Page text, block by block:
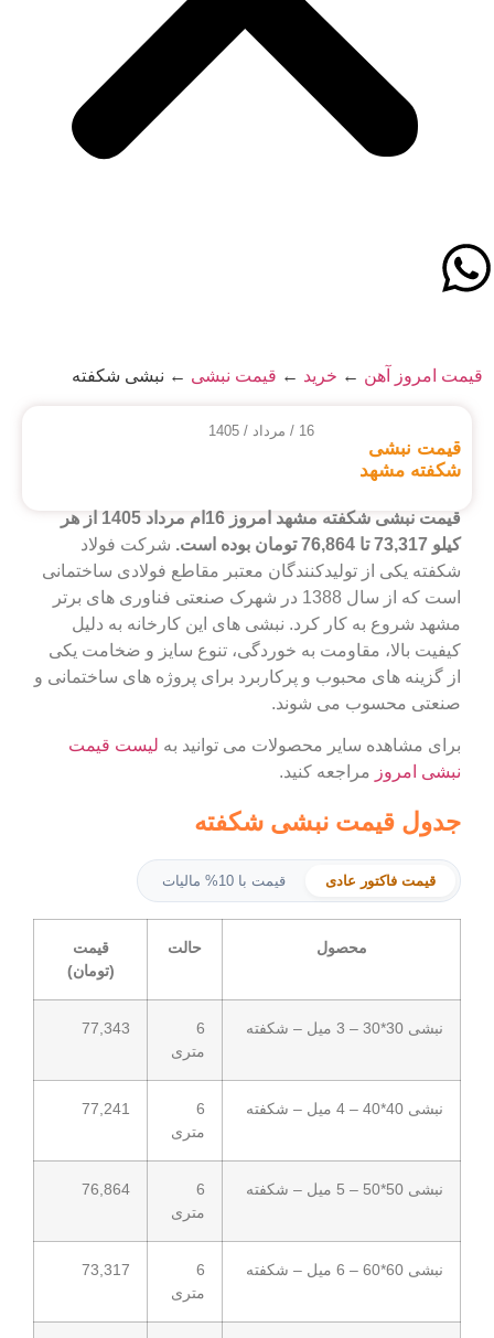
قیمت امروز آهن ← خرید ← قیمت نبشی ← نبشی شکفته
قیمت نبشی
شکفته مشهد
16 / مرداد / 1405
قیمت نبشی شکفته مشهد امروز 16ام مرداد 1405 از هر
کیلو 73,317 تا 76,864 تومان بوده است.
شرکت فولاد
شکفته یکی از تولیدکنندگان معتبر مقاطع فولادی ساختمانی
است که از سال 1388 در شهرک صنعتی فناوری‌ های برتر
مشهد شروع به کار کرد. نبشی‌ های این کارخانه به دلیل
کیفیت بالا، مقاومت به خوردگی، تنوع سایز و ضخامت یکی
از گزینه‌ های محبوب و پرکاربرد برای پروژه‌ های ساختمانی و
صنعتی محسوب می‌ شوند.
برای مشاهده سایر محصولات می‌ توانید به لیست قیمت
نبشی امروز مراجعه کنید.
جدول قیمت نبشی شکفته
قیمت فاکتور عادی قیمت با 10% مالیات
محصول حالت
قیمت
(تومان)
نبشی 30*30 – 3 میل – شکفته
6
متری
77,343
نبشی 40*40 – 4 میل – شکفته
6
متری
77,241
نبشی 50*50 – 5 میل – شکفته
6
متری
76,864
نبشی 60*60 – 6 میل – شکفته
6
متری
73,317